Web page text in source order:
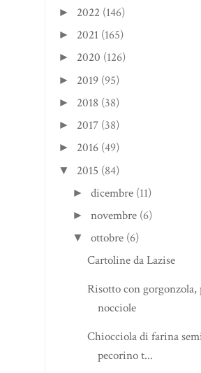
► 2022 (146)
► 2021 (165)
► 2020 (126)
► 2019 (95)
► 2018 (38)
► 2017 (38)
► 2016 (49)
▼ 2015 (84)
►dicembre (11)
►novembre (6)
▼ ottobre (6)
Cartoline da Lazise
Risotto con gorgonzola,
nocciole
Chiocciola di farina
pecorino t...